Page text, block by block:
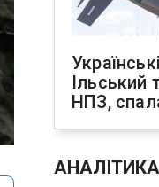
Ільський
НПЗ,
АНАЛІТИКА